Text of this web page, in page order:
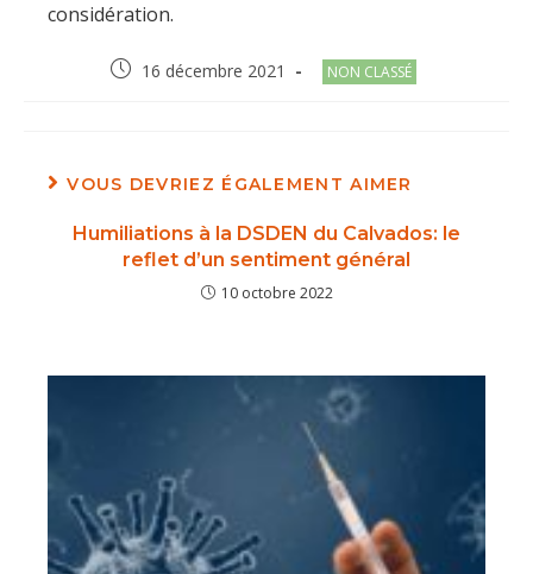
considération.
Post16 décembre 2021
Post
NON CLASSÉ
VOUS DEVRIEZ ÉGALEMENT AIMER
Humiliations à la DSDEN du Calvados: le
reflet d’un sentiment général
10 octobre 2022